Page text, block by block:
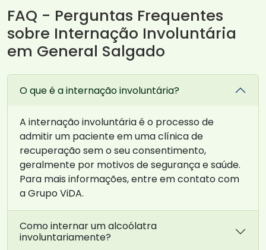
FAQ - Perguntas Frequentes
sobre Internação Involuntária
em General Salgado
O que é a internação involuntária?
A internação involuntária é o processo de
admitir um paciente em uma clínica de
recuperação sem o seu consentimento,
geralmente por motivos de segurança e saúde.
Para mais informações, entre em contato com
a Grupo ViDA.
Como internar um alcoólatra
involuntariamente?